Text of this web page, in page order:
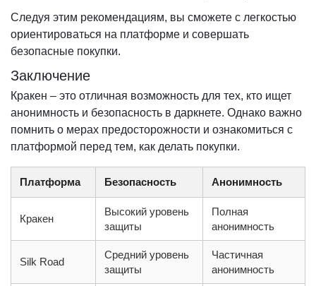
Следуя этим рекомендациям, вы сможете с легкостью
ориентироваться на платформе и совершать
безопасные покупки.
Заключение
Кракен – это отличная возможность для тех, кто ищет
анонимность и безопасность в даркнете. Однако важно
помнить о мерах предосторожности и ознакомиться с
платформой перед тем, как делать покупки.
Платформа Безопасность Анонимность
Кракен
Высокий уровень
защиты
Полная
анонимность
Silk Road
Средний уровень
защиты
Частичная
анонимность